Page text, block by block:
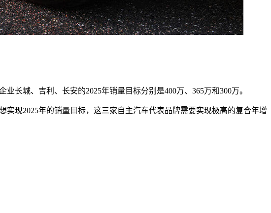
长城、吉利、长安的2025年销量目标分别是400万、365万和300万。
实现2025年的销量目标，这三家自主汽车代表品牌需要实现极高的复合年增